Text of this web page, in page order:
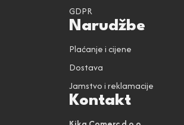
GDPR
Narudžbe
Plaćanje i cijene
Dostava
Jamstvo i reklamacije
Kontakt